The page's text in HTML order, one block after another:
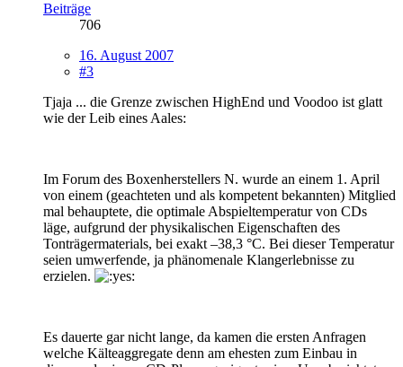
Beiträge
706
16. August 2007
#3
Tjaja ... die Grenze zwischen HighEnd und Voodoo ist glatt
wie der Leib eines Aales:
Im Forum des Boxenherstellers N. wurde an einem 1. April
von einem (geachteten und als kompetent bekannten) Mitglied
mal behauptete, die optimale Abspieltemperatur von CDs
läge, aufgrund der physikalischen Eigenschaften des
Tonträgermaterials, bei exakt –38,3 °C. Bei dieser Temperatur
seien umwerfende, ja phänomenale Klangerlebnisse zu
erzielen.
Es dauerte gar nicht lange, da kamen die ersten Anfragen
welche Kälteaggregate denn am ehesten zum Einbau in